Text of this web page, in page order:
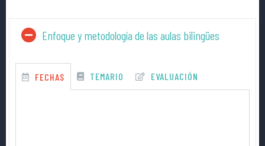
Enfoque y metodología de las aulas bilingües
FECHAS TEMARIO EVALUACIÓN